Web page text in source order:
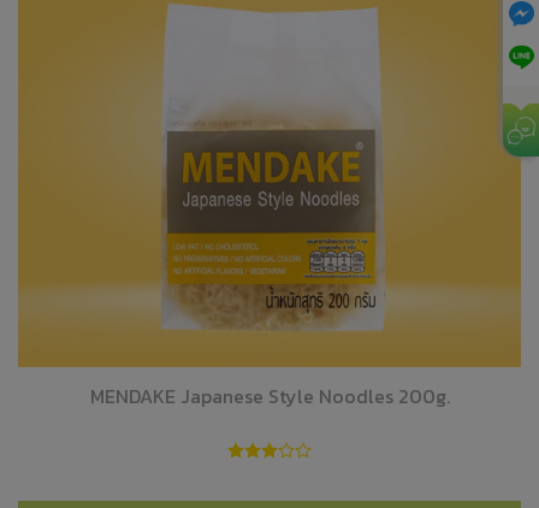
MENDAKE Japanese Style Noodles 200g.